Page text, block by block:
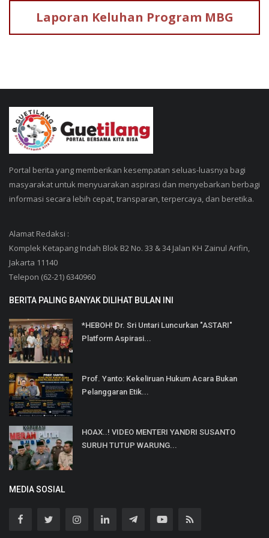
Laporan Keluhan Program MBG
Portal berita yang memberikan kesempatan seluas-luasnya bagi
masyarakat untuk menyuarakan aspirasi dan menyebarkan berbagi
informasi secara lebih cepat, transparan, terpercaya, dan beretika.
Alamat Redaksi :
Komplek Ketapang Indah Blok B2 No. 33 & 34 Jalan KH Zainul Arifin,
Jakarta 11140
Telepon (62-21) 6340960
BERITA PALING BANYAK DILIHAT BULAN INI
*HEBOH! Dr. Sri Untari Luncurkan "ASTARI"
Platform Aspirasi...
Prof. Yanto: Kekeliruan Hukum Acara Bukan
Pelanggaran Etik...
HOAX..! VIDEO MENTERI YANDRI SUSANTO
SURUH TUTUP WARUNG...
MEDIA SOSIAL